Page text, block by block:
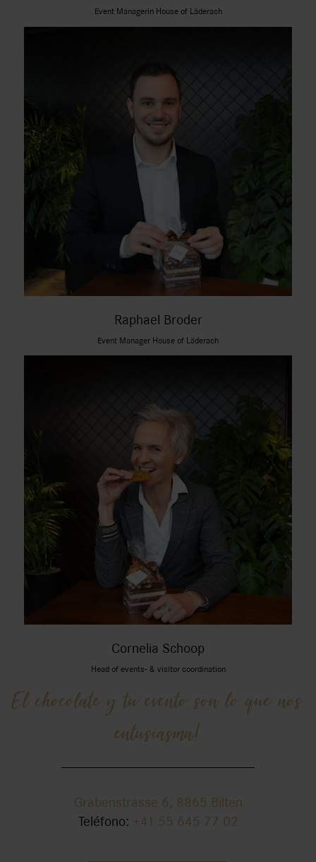
Event Managerin House of Läderach
Raphael Broder
Event Manager House of Läderach
Cornelia Schoop
Head of events- & visitor coordination
El chocolate y tu evento son lo que nos
entusiasma!
Grabenstrasse 6, 8865 Bilten
Teléfono: +41 55 645 77 02